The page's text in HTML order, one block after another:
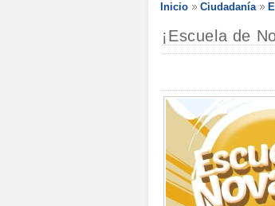
Inicio Ciudadanía
¡Escuela de